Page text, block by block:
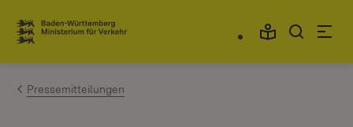
Zum Inhalt springen
Link zur Startseite
Pressemitteilungen